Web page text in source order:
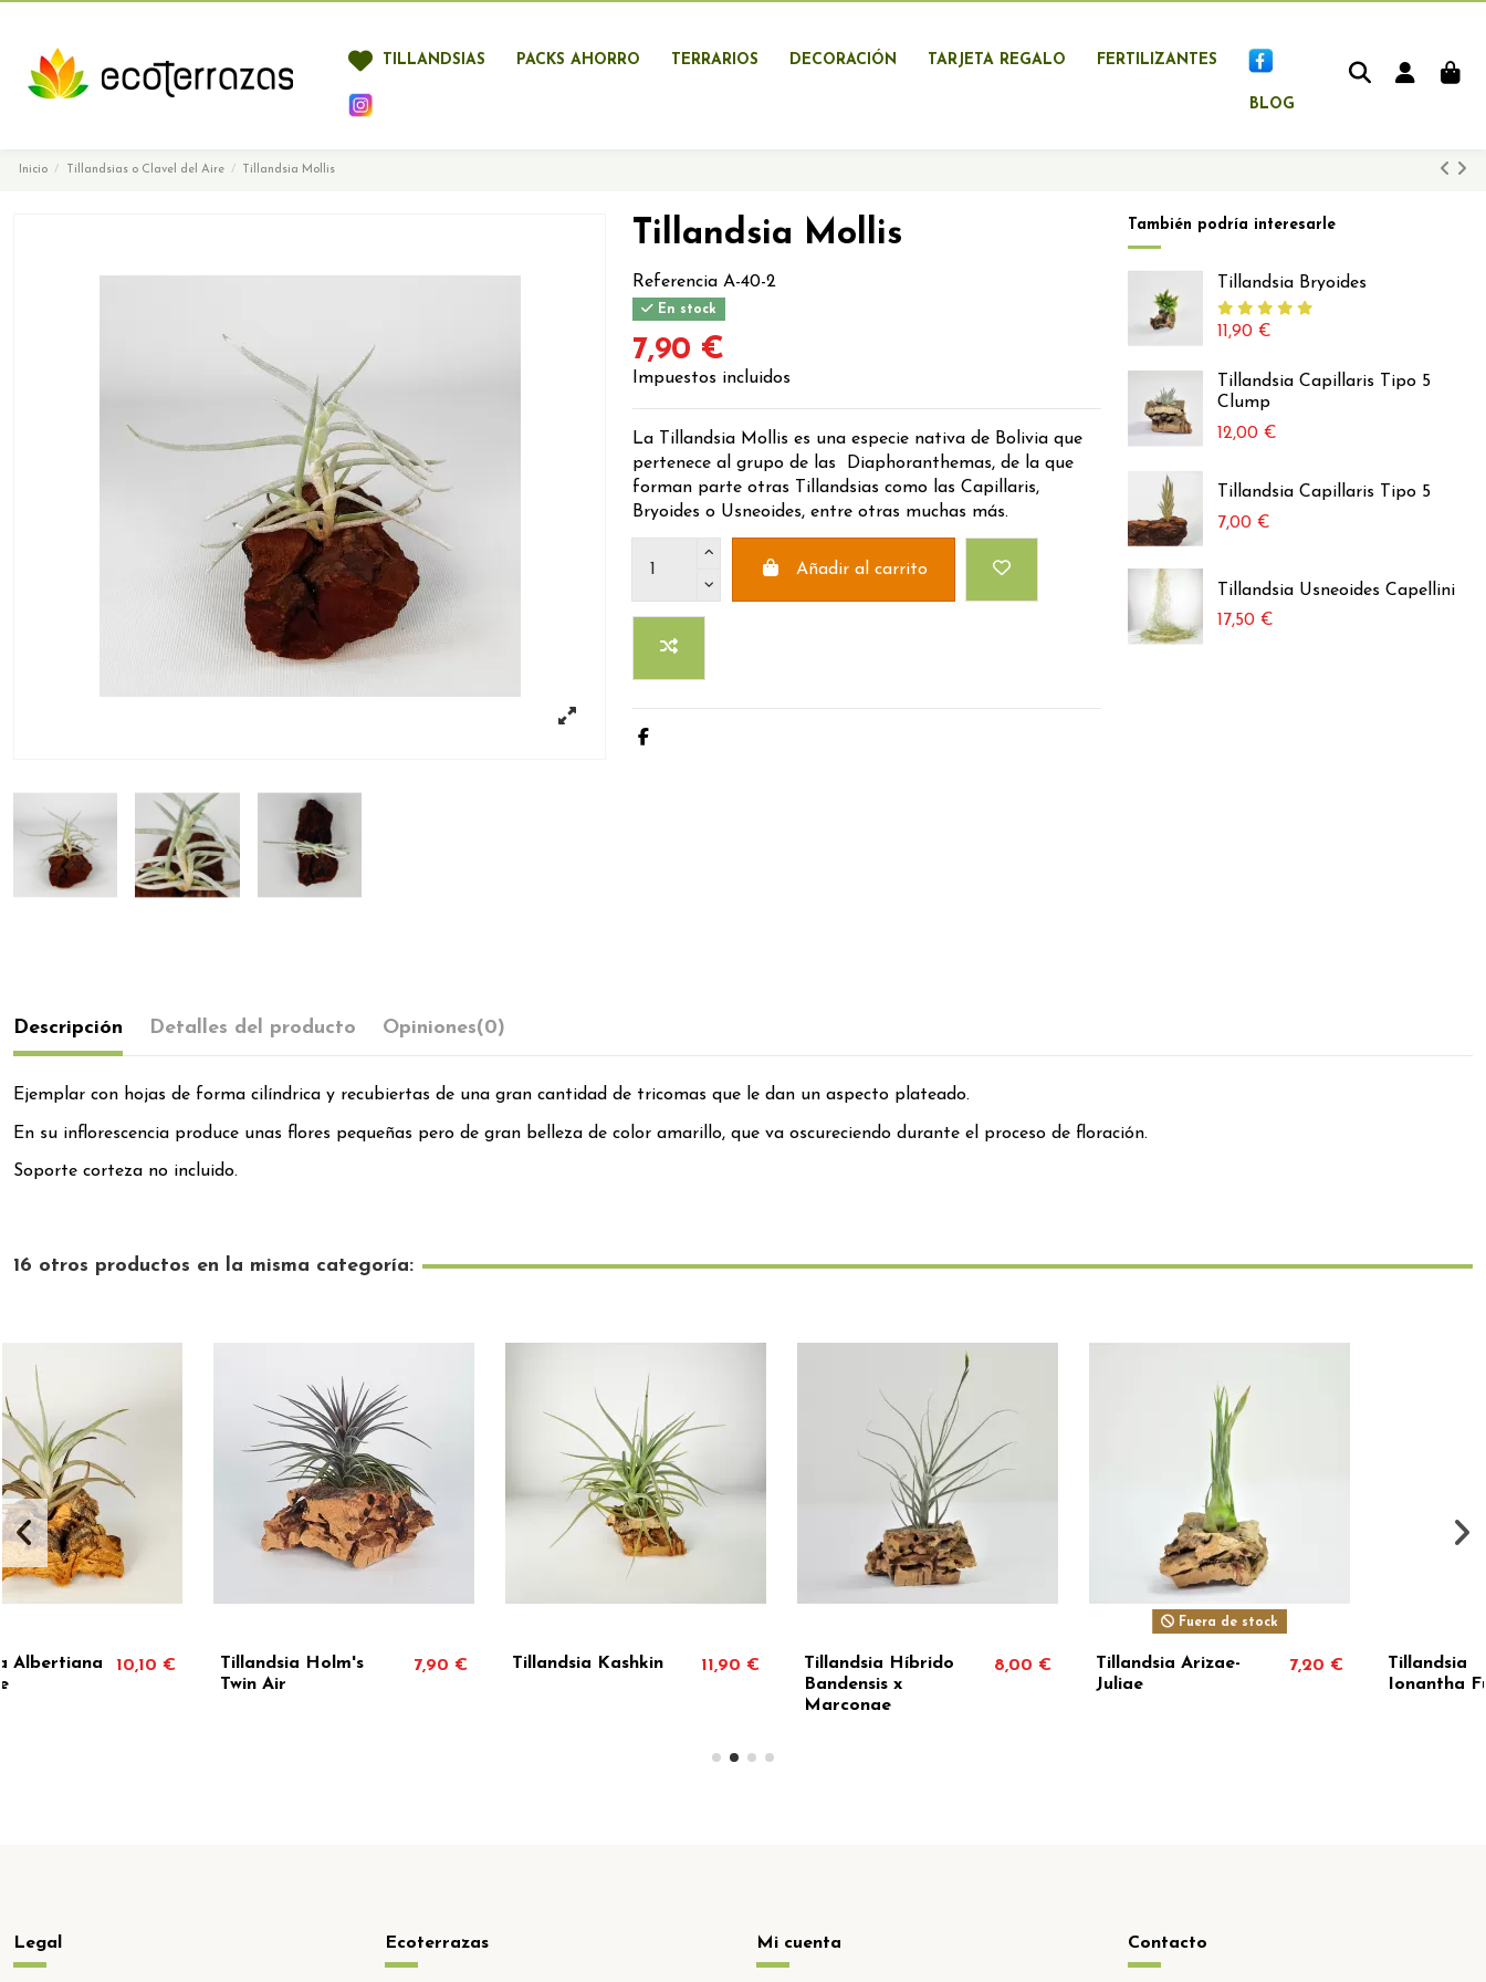
TILLANDSIAS PACKS AHORRO TERRARIOS DECORACIÓN TARJETA REGALO FERTILIZANTES
BLOG
Inicio Tillandsias o Clavel del Aire Tillandsia Mollis
Tillandsia Mollis
Referencia A-40-2
En stock
7,90 €
Impuestos incluidos
La Tillandsia Mollis es una especie nativa de Bolivia que
pertenece al grupo de las Diaphoranthemas, de la que
forman parte otras Tillandsias como las Capillaris,
Bryoides o Usneoides, entre otras muchas más.
Añadir al carrito
También podría interesarle
Tillandsia Bryoides
11,90 €
Tillandsia Capillaris Tipo 5
Clump
12,00 €
Tillandsia Capillaris Tipo 5
7,00 €
Tillandsia Usneoides Capellini
17,50 €
Descripción Detalles del producto Opiniones(0)
Ejemplar con hojas de forma cilíndrica y recubiertas de una gran cantidad de tricomas que le dan un aspecto plateado.
En su inflorescencia produce unas flores pequeñas pero de gran belleza de color amarillo, que va oscureciendo durante el proceso de floración.
Soporte corteza no incluido.
16 otros productos en la misma categoría:
Tillandsia Holm's
7,90 € Tillandsia Kashkin 11,90 €
Tillandsia Híbrido
8,00 €
Tillandsia Arizae-
7,20 €
Tillandsia
4,40 €
Legal Ecoterrazas Mi cuenta Contacto